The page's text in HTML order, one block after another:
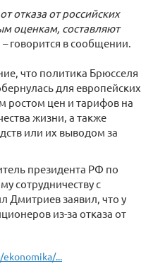
отказа от российских
оценкам, составляют
– говорится в сообщении.
что политика Брюсселя
для европейских
ростом цен и тарифов на
жизни, а также
или их выводом за
президента РФ по
сотрудничеству с
Дмитриев заявил, что у
из-за отказа от
...